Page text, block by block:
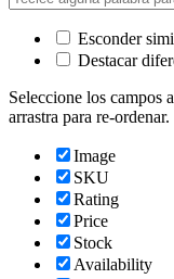
Esconder
Destacar
Seleccione los campos
arrastra para re-ordenar.
Image
SKU
Rating
Price
Stock
Availability